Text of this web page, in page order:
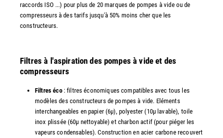
raccords ISO ...) pour plus de 20 marques de pompes à vide ou de
compresseurs à des tarifs jusqu'à 50% moins cher que les
constructeurs.
Filtres à l'aspiration des pompes à vide et des
compresseurs
Filtres éco: filtres économiques compatibles avec tous les
modèles des constructeurs de pompes à vide. Eléments
interchangeables en papier (6µ), polyester (10µ lavable), toile
inox plissée (60µ nettoyable) et charbon actif (pour piéger les
vapeurs condensables). Construction en acier carbone recouvert